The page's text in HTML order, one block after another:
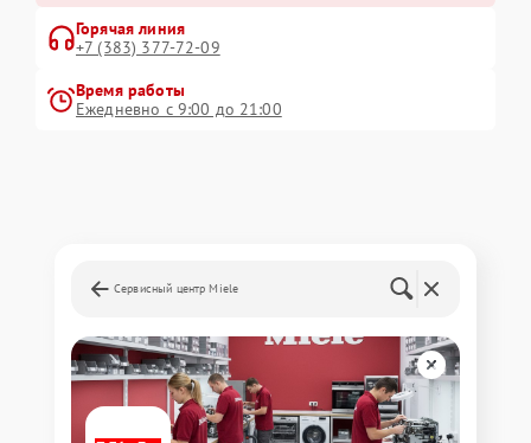
Горячая линия
+7 (383) 377-72-09
Время работы
Ежедневно с 9:00 до 21:00
Сервисный центр Miele